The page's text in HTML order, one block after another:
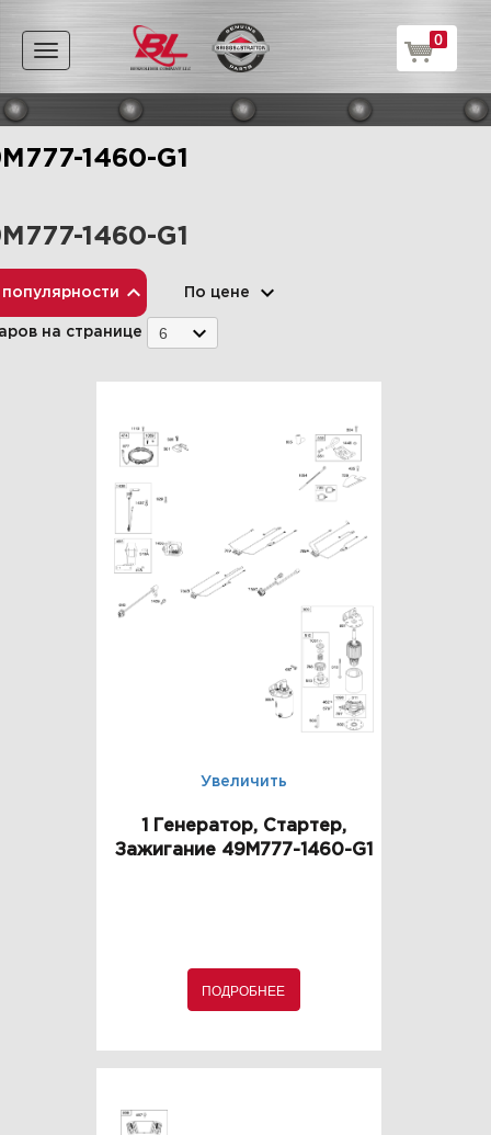
Toggle
navigation
0
1460-G1
1460-G1
По цене
на странице 6
Увеличить
1 Генератор, Стартер,
Зажигание 49M777-1460-G1
ПОДРОБНЕЕ